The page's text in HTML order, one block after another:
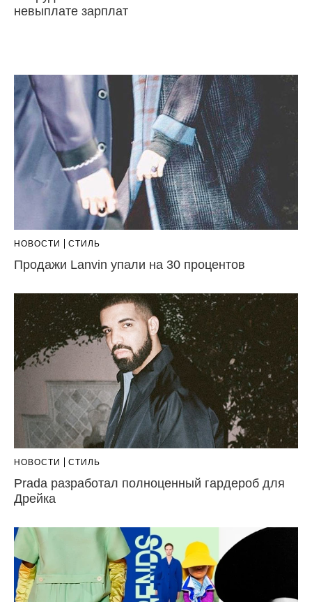
невыплате зарплат
НОВОСТИ СТИЛЬ
Продажи Lanvin упали на 30 процентов
НОВОСТИ СТИЛЬ
Prada разработал полноценный гардероб для
Дрейка